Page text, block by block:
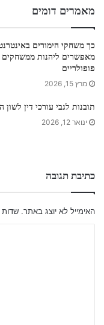
מאמרים דומים
כך משחקי הימורים
מאפשרים ליהנות ממשחקים
פופולריים
מרץ 15, 2026
תובנות לגבי עורכי דין לשון
ינואר 12, 2026
כתיבת תגובה
האימייל לא יוצג באתר. שדות